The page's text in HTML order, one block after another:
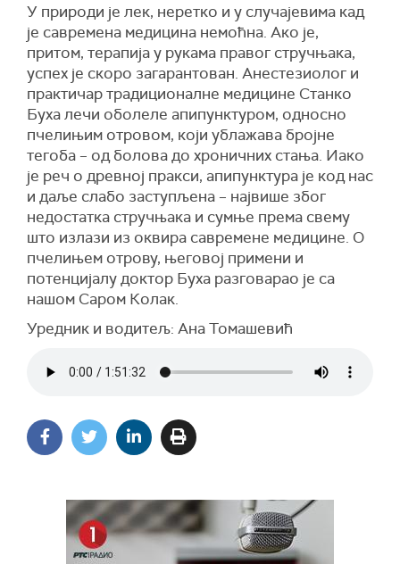
У природи је лек, неретко и у случајевима кад
је савремена медицина немоћна. Ако је,
притом, терапија у рукама правог стручњака,
успех је скоро загарантован. Анестезиолог и
практичар традиционалне медицине Станко
Буха лечи оболеле апипунктуром, односно
пчелињим отровом, који ублажава бројне
тегоба – од болова до хроничних стања. Иако
је реч о древној пракси, апипунктура је код нас
и даље слабо заступљена – највише због
недостатка стручњака и сумње према свему
што излази из оквира савремене медицине. О
пчелињем отрову, његовој примени и
потенцијалу доктор Буха разговарао је са
нашом Саром Колак.
Уредник и водитељ: Ана Томашевић